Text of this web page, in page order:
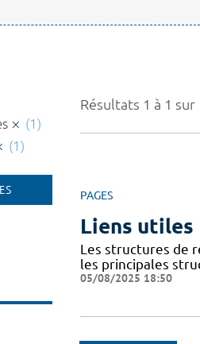
Résultats 1 à 1
PAGES
Liens utiles
Les structures de
les principales
05/08/2025 18:50
(1)
(1)